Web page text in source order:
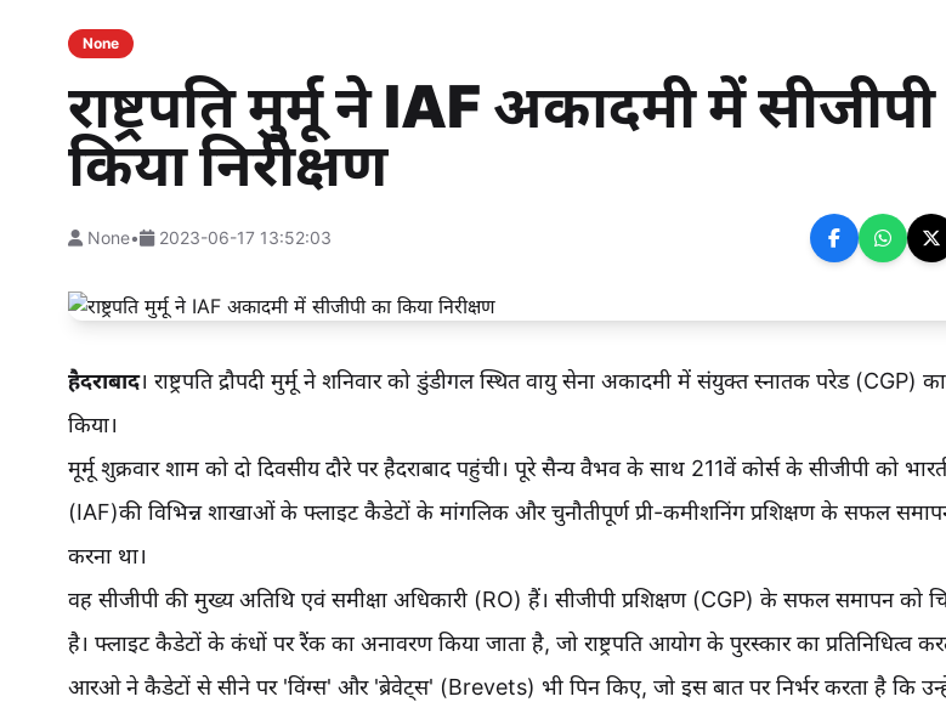
None
राष्ट्रपति मुर्मू ने IAF अकादमी में
किया निरीक्षण
None• 2023-06-17 13:52:03
हैदराबाद। राष्ट्रपति द्रौपदी मुर्मू ने शनिवार को डुंडीगल स्थित वायु सेना अकादमी में संयुक्त स्नातक परेड (CGP) का
किया।
मूर्मू शुक्रवार शाम को दो दिवसीय दौरे पर हैदराबाद पहुंची। पूरे सैन्य वैभव के साथ 211वें कोर्स के सीजीपी को
(IAF)की विभिन्न शाखाओं के फ्लाइट कैडेटों के मांगलिक और चुनौतीपूर्ण प्री-कमीशनिंग प्रशिक्षण के सफल
करना था।
वह सीजीपी की मुख्य अतिथि एवं समीक्षा अधिकारी (RO) हैं। सीजीपी प्रशिक्षण (CGP) के सफल समापन को
है। फ्लाइट कैडेटों के कंधों पर रैंक का अनावरण किया जाता है, जो राष्ट्रपति आयोग के पुरस्कार का प्रतिनिधित्व
आरओ ने कैडेटों से सीने पर 'विंग्स' और 'ब्रेवेट्स' (Brevets) भी पिन किए, जो इस बात पर निर्भर करता है कि